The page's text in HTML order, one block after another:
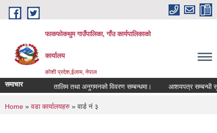
Skip to main content
फाकफोकथुम गाउँपालिका, गाँउ कार्यपालिकाको
कार्यालय
कोशी प्रदेश,ईलाम, नेपाल
समाचार तालिम तथा अनुगमनको विवरण सम्बन्धमा। आशयपत्र सम्बन्धी
You are here
Home » वडा कार्यालयहरु » वार्ड नं ३